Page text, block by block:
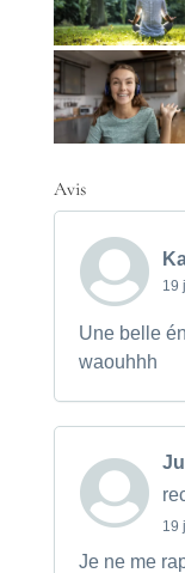
Avis
19
Une belle
waouhhh
19
Je ne me